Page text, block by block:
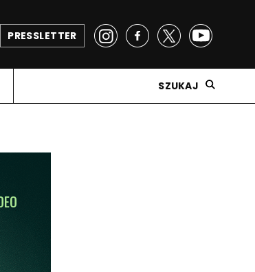
PRESSLETTER
SZUKAJ